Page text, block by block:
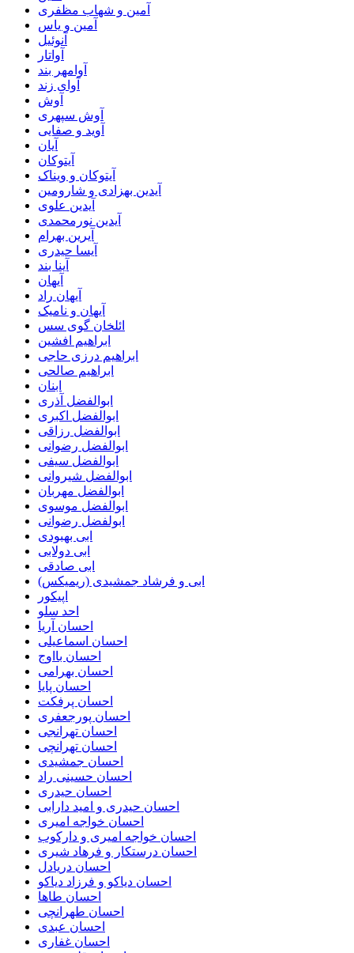
آمین و شهاب مظفری
آمین و یاس
آنوئیل
آواتار
آوامهر بند
آوای زند
آوش
آوش سپهری
آوید و صفایی
آیان
آیتوکان
آیتوکان و ویناک
آیدین بهزادی و شارومین
آیدین علوی
آیدین نورمحمدی
آیرین بهرام
آیسا حیدری
آینا بند
آیهان
آیهان راد
آیهان و نامیک
ائلخان گوی سس
ابراهیم افشین
ابراهیم درزی حاجی
ابراهیم صالحی
ابنان
ابوالفضل آذری
ابوالفضل اکبری
ابوالفضل رزاقی
ابوالفضل رضوانی
ابوالفضل سیفی
ابوالفضل شیروانی
ابوالفضل مهربان
ابوالفضل موسوی
ابولفضل رضوانی
ابی بهبودی
ابی دولابی
ابی صادقی
ابی و فرشاد جمشیدی (ریمیکس)
اپیکور
احد سلو
احسان آریا
احسان اسماعیلی
احسان بااوج
احسان بهرامی
احسان پایا
احسان پرفکت
احسان پورجعفری
احسان تهرانجی
احسان تهرانچی
احسان جمشیدی
احسان حسینی راد
احسان حیدری
احسان حیدری و امید دارابی
احسان خواجه امیری
احسان خواجه امیری و دارکوب
احسان درستكار و فرهاد شيرى
احسان دریادل
احسان دیاکو و فرزاد دیاکو
احسان طاها
احسان طهرانچی
احسان عبدی
احسان غفاری